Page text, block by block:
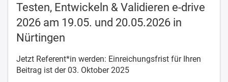
Testen, Entwickeln & Validieren e-drive
2026 am 19.05. und 20.05.2026 in
Nürtingen
Jetzt Referent*in werden: Einreichungsfrist für Ihren
Beitrag ist der 03. Oktober 2025